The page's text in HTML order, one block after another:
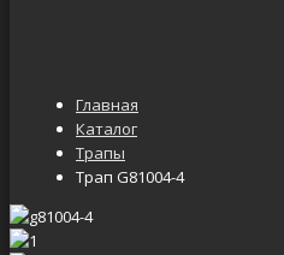
Главная
Каталог
Трапы
Трап G81004-4